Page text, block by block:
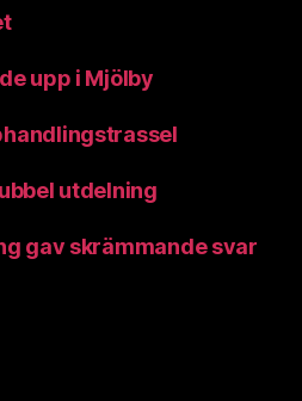
upp i Mjölby
utdelning
gav skrämmande svar